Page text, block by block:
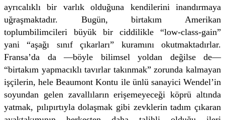
ayrıcalıklı bir varlık olduğuna kendilerini inandırmaya
uğraşmaktadır. Bugün, birtakım Amerikan
toplumbilimcileri büyük bir ciddilikle “low-class-gain”
yani “aşağı sınıf çıkarları” kuramını okutmaktadırlar.
Fransa’da da —böyle bilimsel yoldan değilse de—
“birtakım yapmacıklı tavırlar takınmak” zorunda kalmayan
işçilerin, hele Beaumont Kontu ile ünlü sanayici Wendel’in
soyundan gelen zavallıların erişemeyeceği köprü altında
yatmak, pılıpırtıyla dolaşmak gibi zevklerin tadım çıkaran